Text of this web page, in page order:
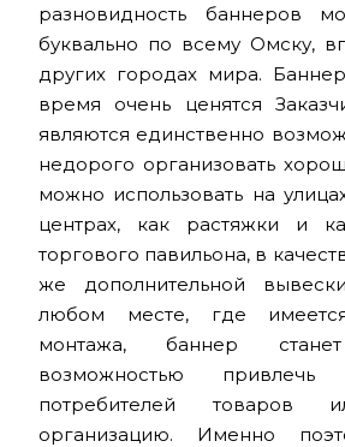
разновидность баннеров
буквально по всему Омску,
других городах мира.
время очень ценятся
являются единственно
недорого организовать
можно использовать на
центрах, как растяжки и
торгового павильона, в
же дополнительной
любом месте, где
монтажа, баннер
возможностью привлечь
потребителей
организацию. Именно